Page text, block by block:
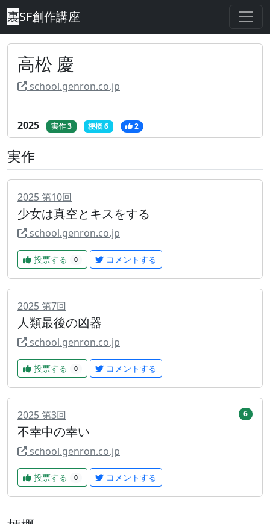
裏SF創作講座
高松 慶
school.genron.co.jp
2025 実作 3 梗概 6 2
実作
2025第10回
少女は真空とキスをする
school.genron.co.jp
投票する 0 コメントする
2025第7回
人類最後の凶器
school.genron.co.jp
投票する 0 コメントする
2025第3回 6
不幸中の幸い
school.genron.co.jp
投票する 0 コメントする